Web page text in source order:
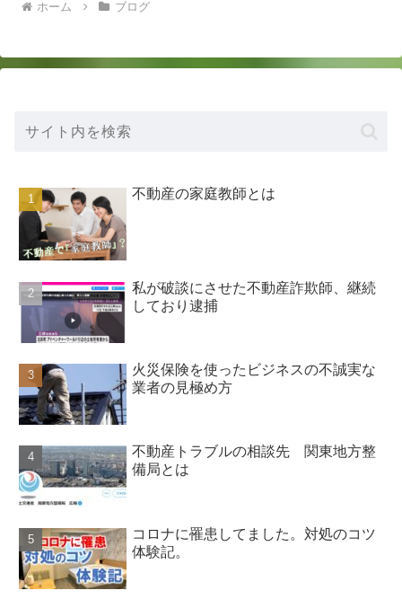
ホーム ブログ
不動産の家庭教師とは
私が破談にさせた不動産詐欺師、継続
しており逮捕
火災保険を使ったビジネスの不誠実な
業者の見極め方
不動産トラブルの相談先 関東地方整
備局とは
コロナに罹患してました。対処のコツ
体験記。